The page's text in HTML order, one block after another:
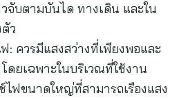
จับตามบันได ทางเดิน และใน
ว
: ควรมีแสงสว่างที่เพียงพอและ
ดยเฉพาะในบริเวณที่ใช้งาน
ไฟขนาดใหญ่ที่สามารถเรืองแสง